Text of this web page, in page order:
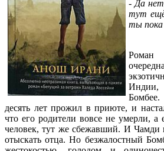
- Да
тут ещё
ты пока
десять лет прожил в приюте, и
что его родители вовсе не умерли, а
человек, тут же сбежавший. И Чамди
отыскать отца. Но безжалостный